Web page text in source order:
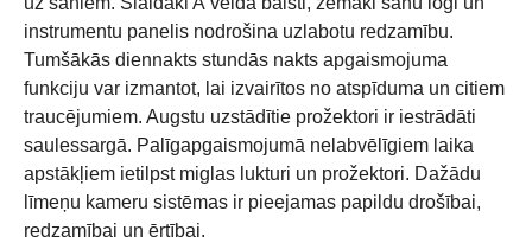
instrumentu panelis nodrošina uzlabotu redzamību.
Tumšākās diennakts stundās nakts apgaismojuma
funkciju var izmantot, lai izvairītos no atspīduma un citiem
traucējumiem. Augstu uzstādītie prožektori ir iestrādāti
saulessargā. Palīgapgaismojumā nelabvēlīgiem laika
apstākļiem ietilpst miglas lukturi un prožektori. Dažādu
līmeņu kameru sistēmas ir pieejamas papildu drošībai,
redzamībai un ērtībai.